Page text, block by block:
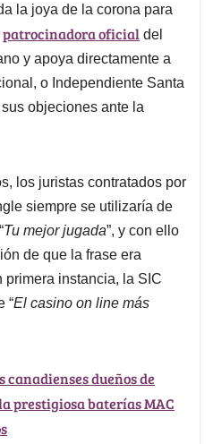
la joya de la corona para
patrocinadora oficial del
y apoya directamente a
o Independiente Santa
objeciones ante la
los juristas contratados por
siempre se utilizaría de
Tu mejor jugada”, y con ello
de que la frase era
primera instancia, la SIC
“El casino on line más
canadienses dueños de
prestigiosa baterías MAC